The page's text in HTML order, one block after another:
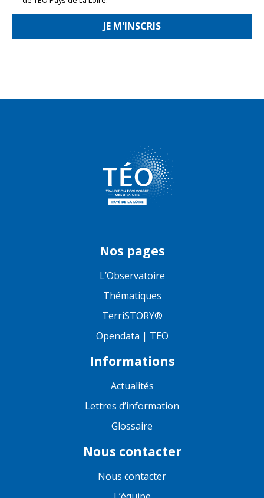
Nos pages
L’Observatoire
Thématiques
TerriSTORY®
Opendata | TEO
Informations
Actualités
Lettres d’information
Glossaire
Nous contacter
Nous contacter